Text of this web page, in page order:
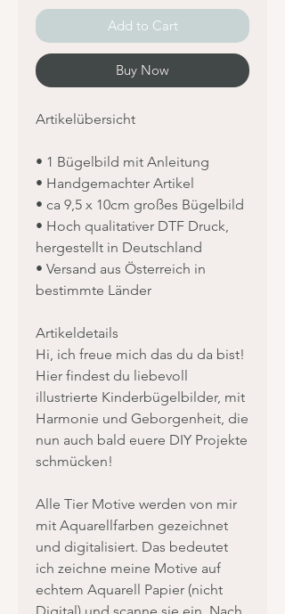
Add to Cart
Buy Now
Artikelübersicht
• 1 Bügelbild mit Anleitung
• Handgemachter Artikel
• ca 9,5 x 10cm großes Bügelbild
• Hoch qualitativer DTF Druck,
hergestellt in Deutschland
• Versand aus Österreich in
bestimmte Länder
Artikeldetails
Hi, ich freue mich das du da bist!
Hier findest du liebevoll
illustrierte Kinderbügelbilder, mit
Harmonie und Geborgenheit, die
nun auch bald euere DIY Projekte
schmücken!
Alle Tier Motive werden von mir
mit Aquarellfarben gezeichnet
und digitalisiert. Das bedeutet
ich zeichne meine Motive auf
echtem Aquarell Papier (nicht